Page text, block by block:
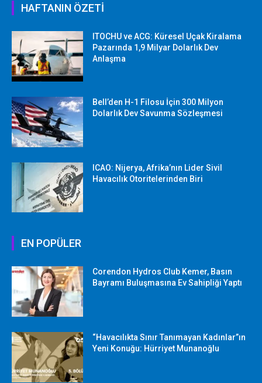
HAFTANIN ÖZETİ
ITOCHU ve ACG: Küresel Uçak Kiralama
Pazarında 1,9 Milyar Dolarlık Dev
Anlaşma
Bell’den H-1 Filosu İçin 300 Milyon
Dolarlık Dev Savunma Sözleşmesi
ICAO: Nijerya, Afrika’nın Lider Sivil
Havacılık Otoritelerinden Biri
EN POPÜLER
Corendon Hydros Club Kemer, Basın
Bayramı Buluşmasına Ev Sahipliği Yaptı
“Havacılıkta Sınır Tanımayan Kadınlar”ın
Yeni Konuğu: Hürriyet Munanoğlu